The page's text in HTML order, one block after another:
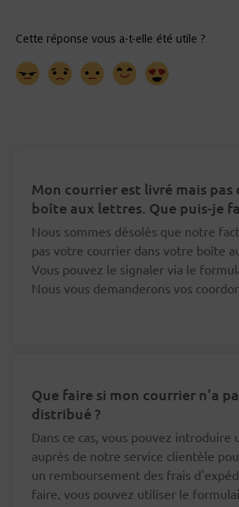
Mon courrier est livré mais pas
boîte aux lettres. Que puis-je
Nous sommes désolés que notre
pas votre courrier dans votre boîte
Vous pouvez le signaler via le
Nous vous demanderons vos
Que faire si mon courrier n'a
distribué ?
Dans ce cas, vous pouvez introduire
auprès de notre service clientèle
un remboursement des frais
faire, vous pouvez utiliser le